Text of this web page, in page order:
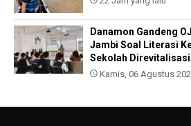
Danamon Gandeng
Jambi Soal Literasi
Sekolah Direvitalisasi
Kamis, 06 Agustus